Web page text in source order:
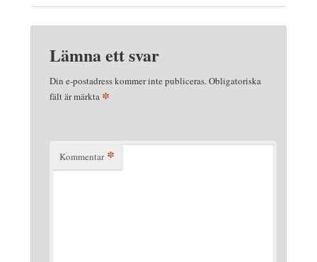
Lämna ett svar
Din e-postadress kommer inte publiceras.Obligatoriska
fält är märkta *
Kommentar *